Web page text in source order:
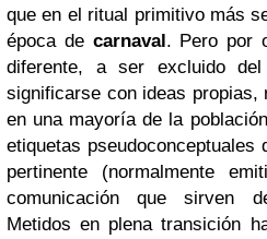
que en el ritual primitivo más
época de carnaval. Pero por
diferente, a ser excluido
significarse con ideas propias,
en una mayoría de la
etiquetas pseudoconceptuales
pertinente (normalmente
comunicación que sirven
Metidos en plena transición